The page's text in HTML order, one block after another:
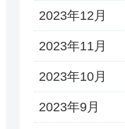
2023年12月
2023年11月
2023年10月
2023年9月